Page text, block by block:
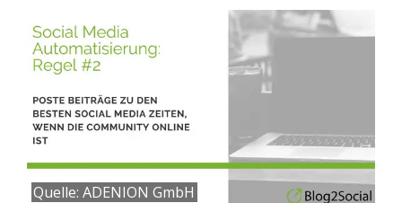
Quelle: ADENION GmbH